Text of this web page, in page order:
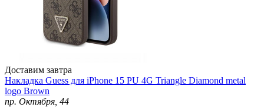
Доставим завтра
Накладка Guess для iPhone 15 PU 4G Triangle Diamond metal
logo Brown
пр. Октября, 44